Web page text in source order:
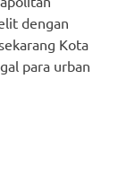
dengan
Kota
para urban